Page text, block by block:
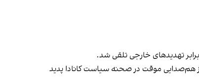
تهدیدهای خارجی تلقی شد.
هم‌صدایی موقت در صحنه سیاست کانادا پدید